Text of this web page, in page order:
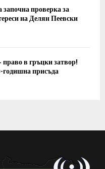
проверка за
на Делян Пеевски
в гръцки затвор!
присъда